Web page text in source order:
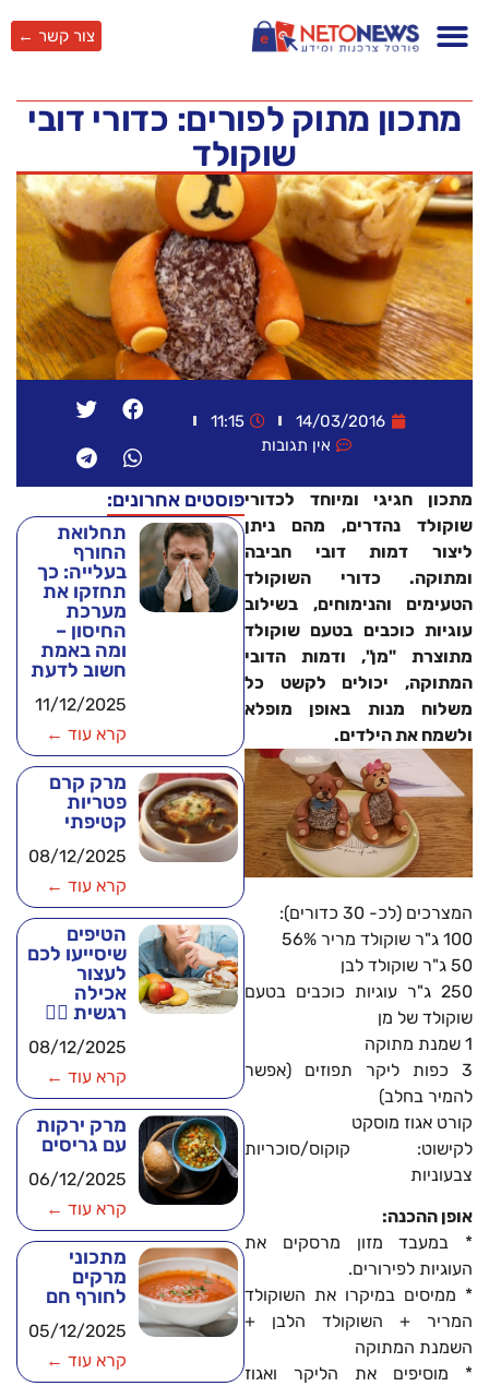
צור קשר ←
מתכון מתוק לפורים: כדורי דובי
שוקולד
14/03/2016
11:15
אין תגובות
מתכון חגיגי ומיוחד לכדורי
שוקולד נהדרים, מהם ניתן
ליצור דמות דובי חביבה
ומתוקה. כדורי השוקולד
הטעימים והנימוחים, בשילוב
עוגיות כוכבים בטעם שוקולד
מתוצרת "מן", ודמות הדובי
המתוקה, יכולים לקשט כל
משלוח מנות באופן מופלא
ולשמח את הילדים.
המצרכים (לכ- 30 כדורים):
100 ג"ר שוקולד מריר 56%
50 ג"ר שוקולד לבן
250 ג"ר עוגיות כוכבים בטעם
שוקולד של מן
1 שמנת מתוקה
3 כפות ליקר תפוזים (אפשר
להמיר בחלב)
קורט אגוז מוסקט
לקישוט: קוקוס/סוכריות
צבעוניות
אופן ההכנה:
* במעבד מזון מרסקים את
העוגיות לפירורים.
* ממיסים במיקרו את השוקולד
המריר + השוקולד הלבן +
השמנת המתוקה
* מוסיפים את הליקר ואגוז
פוסטים אחרונים:
תחלואת
החורף
בעלייה: כך
תחזקו את
מערכת
החיסון –
ומה באמת
חשוב לדעת
11/12/2025
קרא עוד ←
מרק קרם
פטריות
קטיפתי
08/12/2025
קרא עוד ←
הטיפים
שיסייעו לכם
לעצור
אכילה
רגשית 🧘‍♂️
08/12/2025
קרא עוד ←
מרק ירקות
עם גריסים
06/12/2025
קרא עוד ←
מתכוני
מרקים
לחורף חם
05/12/2025
קרא עוד ←